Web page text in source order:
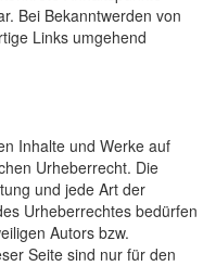
Bei Bekanntwerden von
Links umgehend
Inhalte und Werke auf
Urheberrecht. Die
und jede Art der
Urheberrechtes bedürfen
Autors bzw.
Seite sind nur für den